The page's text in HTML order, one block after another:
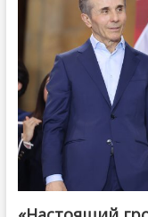
@ქართული ოცნება /